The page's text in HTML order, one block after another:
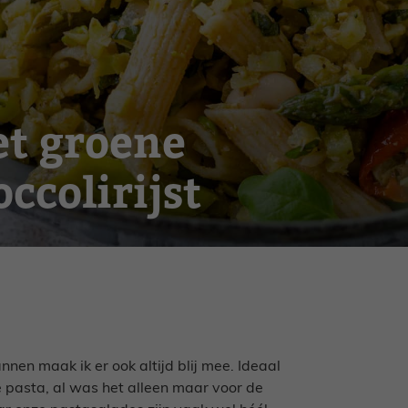
groene
maak ik er ook altijd blij mee. Ideaal
pasta, al was het alleen maar voor de